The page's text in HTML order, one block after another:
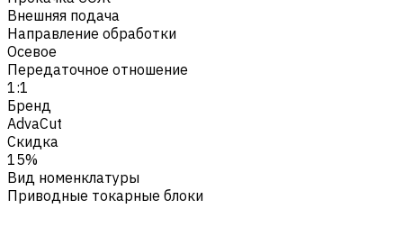
Внешняя подача
Направление обработки
Осевое
Передаточное отношение
1:1
Бренд
AdvaCut
Скидка
15%
Вид номенклатуры
Приводные токарные блоки